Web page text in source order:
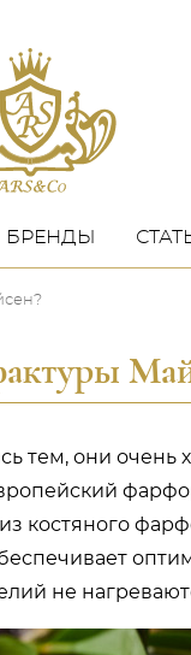
БРЕНДЫ
тем, они очень
костяного
не